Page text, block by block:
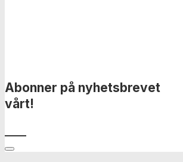
Abonner på nyhetsbrevet
vårt!